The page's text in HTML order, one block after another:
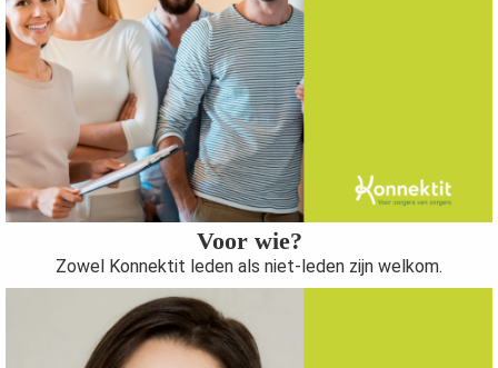
Voor wie?
Zowel Konnektit leden als niet-leden zijn welkom.